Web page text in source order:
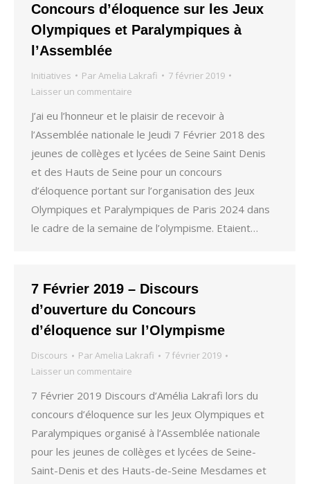
Concours d’éloquence sur les Jeux
Olympiques et Paralympiques à
l’Assemblée
Initiatives Par Amelia Lakrafi
7 février 2019
Laisser un commentaire
J’ai eu l’honneur et le plaisir de recevoir à
l’Assemblée nationale le Jeudi 7 Février 2018 des
jeunes de collèges et lycées de Seine Saint Denis
et des Hauts de Seine pour un concours
d’éloquence portant sur l’organisation des Jeux
Olympiques et Paralympiques de Paris 2024 dans
le cadre de la semaine de l’olympisme. Etaient…
7 Février 2019 – Discours
d’ouverture du Concours
d’éloquence sur l’Olympisme
Discours ParAmelia Lakrafi
7 février 2019
Laisser un commentaire
7 Février 2019 Discours d’Amélia Lakrafi lors du
concours d’éloquence sur les Jeux Olympiques et
Paralympiques organisé à l’Assemblée nationale
pour les jeunes de collèges et lycées de Seine-
Saint-Denis et des Hauts-de-Seine Mesdames et